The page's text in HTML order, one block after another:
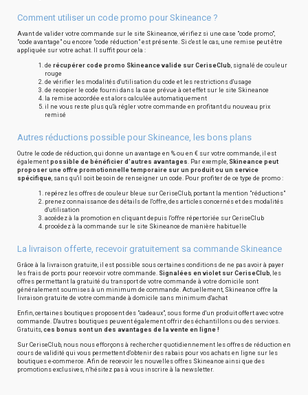
Comment utiliser un code promo pour Skineance ?
Avant de valider votre commande sur le site Skineance, vérifiez si une case "code promo",
"code avantage" ou encore "code réduction" est présente. Si c'est le cas, une remise peut être
appliquée sur votre achat. Il suffit pour cela :
de récupérer code promo Skineance valide sur CeriseClub, signalé de couleur
rouge
de vérifier les modalités d'utilisation du code et les restrictions d'usage
de recopier le code fourni dans la case prévue à cet effet sur le site Skineance
la remise accordée est alors calculée automatiquement
il ne vous reste plus qu'à régler votre commande en profitant du nouveau prix
remisé
Autres réductions possible pour Skineance, les bons plans
Outre le code de réduction, qui donne un avantage en % ou en € sur votre commande, il est
également possible de bénéficier d'autres avantages. Par exemple, Skineance peut
proposer une offre promotionnelle temporaire sur un produit ou un service
spécifique, sans qu'il soit besoin de renseigner un code. Pour profiter de ce type de promo :
repérez les offres de couleur bleue sur CeriseClub, portant la mention "réductions"
prenez connaissance des détails de l'offre, des articles concernés et des modalités
d'utilisation
accédez à la promotion en cliquant depuis l'offre répertoriée sur CeriseClub
procédez à la commande sur le site Skineance de manière habituelle
La livraison offerte, recevoir gratuitement sa commande Skineance
Grâce à la livraison gratuite, il est possible sous certaines conditions de ne pas avoir à payer
les frais de ports pour recevoir votre commande. Signalées en violet sur CeriseClub, les
offres permettant la gratuité du transport de votre commande à votre domicile sont
généralement soumises à un minimum de commande. Actuellement, Skineance offre la
livraison gratuite de votre commande à domicile sans minimum d'achat
Enfin, certaines boutiques proposent des "cadeaux", sous forme d'un produit offert avec votre
commande. D'autres boutiques peuvent également offrir des échantillons ou des services.
Gratuits, ces bonus sont un des avantages de la vente en ligne !
Sur CeriseClub, nous nous efforçons à rechercher quotidiennement les offres de réduction en
cours de validité qui vous permettent d'obtenir des rabais pour vos achats en ligne sur les
boutiques e-commerce. Afin de recevoir les nouvelles offres Skineance ainsi que des
promotions exclusives, n'hésitez pas à vous inscrire à la newsletter.